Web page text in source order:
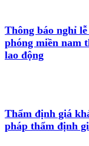
Thông báo nghỉ
phóng miền nam
lao động
Thẩm định giá
pháp thẩm định